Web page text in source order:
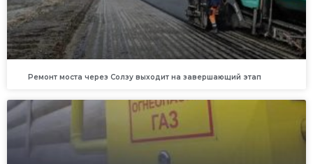
Ремонт моста через Солзу выходит на завершающий этап